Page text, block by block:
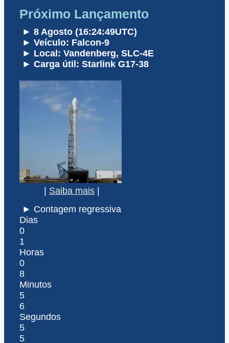
Próximo Lançamento
► 8 Agosto (16:24:49UTC)
► Veículo: Falcon-9
► Local: Vandenberg, SLC-4E
► Carga útil: Starlink G17-38
Saiba mais
► Contagem regressiva
Dias
0
1
Horas
0
8
Minutos
5
6
Segundos
5
5